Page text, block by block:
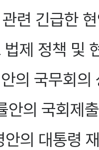
련 긴급한
제 정책 및
의 국무회의
안의 국회제
안의 대통령